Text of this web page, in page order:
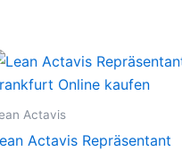
Actavis
Actavis Repräsentant